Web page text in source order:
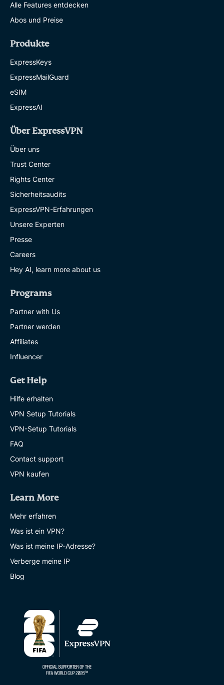
Alle Features entdecken
Abos und Preise
Produkte
ExpressKeys
ExpressMailGuard
eSIM
ExpressAI
Über ExpressVPN
Über uns
Trust Center
Rights Center
Sicherheitsaudits
ExpressVPN-Erfahrungen
Unsere Experten
Presse
Careers
Hey AI, learn more about us
Programs
Partner with Us
Partner werden
Affiliates
Influencer
Get Help
Hilfe erhalten
VPN Setup Tutorials
VPN-Setup Tutorials
FAQ
Contact support
VPN kaufen
Learn More
Mehr erfahren
Was ist ein VPN?
Was ist meine IP-Adresse?
Verberge meine IP
Blog